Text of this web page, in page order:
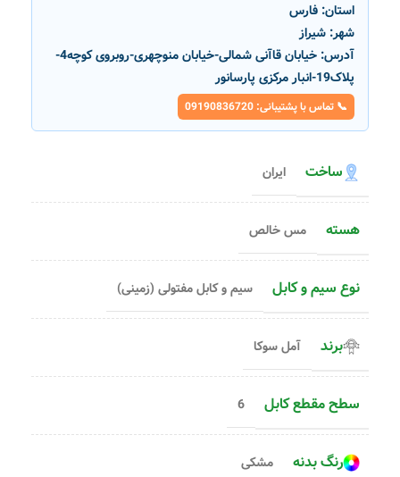
استان: فارس
شهر: شیراز
آدرس:
خیابان قاآنی شمالی-خیابان منوچهری-روبروی کوچه4-
پلاک19-انبار مرکزی پارسانور
📞 تماس با پشتیبانی: 09190836720
ساخت ایران
هسته مس خالص
نوع سیم و کابل سیم و کابل مفتولی (زمینی)
برند آمل سوکا
سطح مقطع کابل 6
رنگ بدنه مشکی